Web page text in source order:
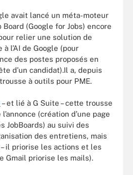
avait lancé un méta-moteur
(Google for Jobs) encore
relier une solution de
l’AI de Google (pour
des postes proposés en
d’un candidat).Il a, depuis
à outils pour PME.
– et lié à G Suite – cette trousse
(création d’une page
JobBoards) au suivi des
des entretiens, mais
il priorise les actions et les
Gmail priorise les mails).